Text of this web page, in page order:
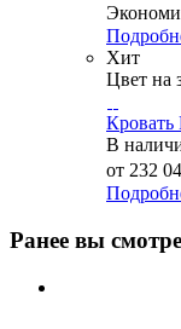
Хит
Цвет на
Кровать
В
от 232
Ранее вы